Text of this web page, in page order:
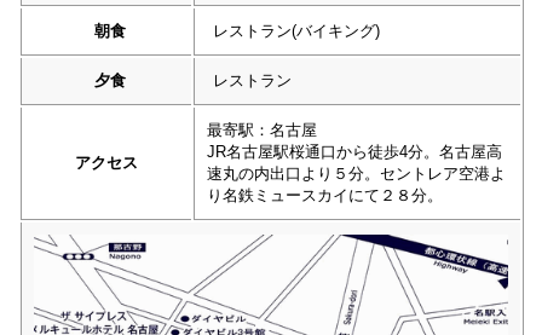
朝食 レストラン(バイキング)
夕食 レストラン
アクセス
最寄駅：名古屋
JR名古屋駅桜通口から徒歩4分。名古屋高
速丸の内出口より５分。セントレア空港よ
り名鉄ミュースカイにて２８分。